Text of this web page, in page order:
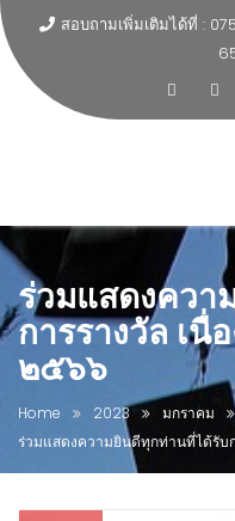
สอบถามเพิ่มเติมได้ที่ :
ร่วมแสดงควา
การรางวัล เนื่
๒๕๖๖
Home 2023 มกราคม
ร่วมแสดงความยินดีทุกท่านที่ได้รับ